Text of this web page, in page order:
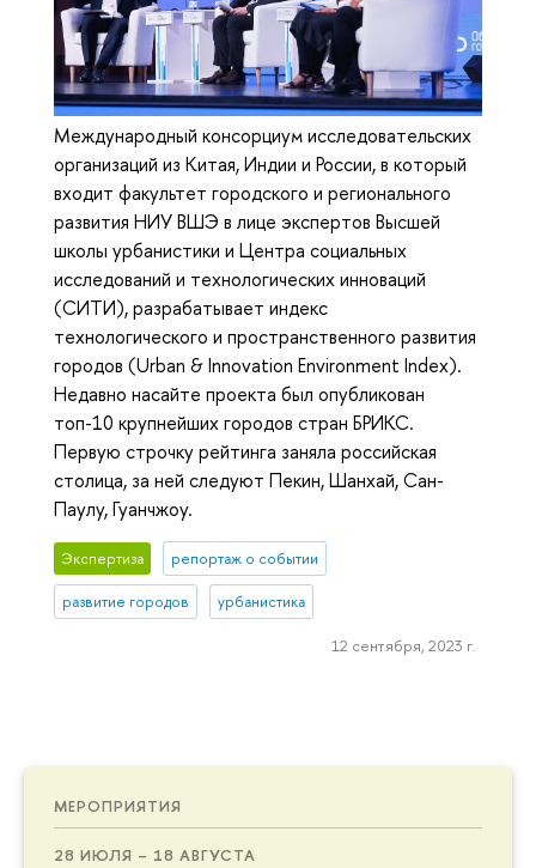
МЕРОПРИЯТИЯ
28 ИЮЛЯ – 18 АВГУСТА
Международный консорциум исследовательских
организаций из Китая, Индии и России, в который
входит факультет городского и регионального
развития НИУ ВШЭ в лице экспертов Высшей
школы урбанистики и Центра социальных
исследований и технологических инноваций
(СИТИ), разрабатывает индекс
технологического и пространственного развития
городов (Urban & Innovation Environment Index).
Недавно насайте проекта был опубликован
топ-10 крупнейших городов стран БРИКС.
Первую строчку рейтинга заняла российская
столица, за ней следуют Пекин, Шанхай, Сан-
Паулу, Гуанчжоу.
Экспертиза репортаж о событии
развитие городов урбанистика
12 сентября, 2023 г.